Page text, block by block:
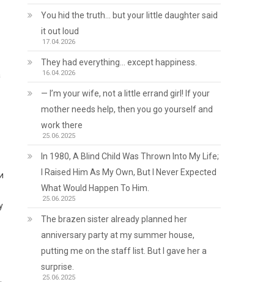
You hid the truth… but your little daughter said
it out loud
17.04.2026
They had everything… except happiness.
16.04.2026
— I’m your wife, not a little errand girl! If your
mother needs help, then you go yourself and
work there
25.06.2025
In 1980, A Blind Child Was Thrown Into My Life;
I Raised Him As My Own, But I Never Expected
What Would Happen To Him.
25.06.2025
The brazen sister already planned her
anniversary party at my summer house,
putting me on the staff list. But I gave her a
surprise.
25.06.2025